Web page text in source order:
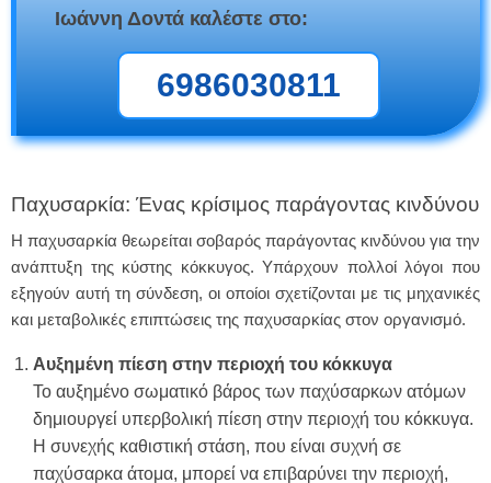
Ιωάννη Δοντά καλέστε στο:
6986030811
Παχυσαρκία: Ένας κρίσιμος παράγοντας κινδύνου
Η παχυσαρκία θεωρείται σοβαρός παράγοντας κινδύνου για την
ανάπτυξη της κύστης κόκκυγος. Υπάρχουν πολλοί λόγοι που
εξηγούν αυτή τη σύνδεση, οι οποίοι σχετίζονται με τις μηχανικές
και μεταβολικές επιπτώσεις της παχυσαρκίας στον οργανισμό.
Αυξημένη πίεση στην περιοχή του κόκκυγα
Το αυξημένο σωματικό βάρος των παχύσαρκων ατόμων
δημιουργεί υπερβολική πίεση στην περιοχή του κόκκυγα.
Η συνεχής καθιστική στάση, που είναι συχνή σε
παχύσαρκα άτομα, μπορεί να επιβαρύνει την περιοχή,